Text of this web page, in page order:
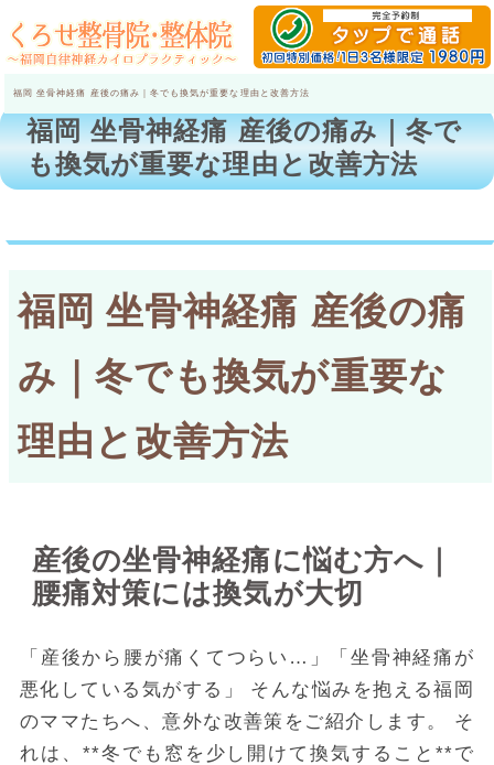
福岡 坐骨神経痛 産後の痛み｜冬でも換気が重要な理由と改善方法
福岡 坐骨神経痛 産後の痛み｜冬で
も換気が重要な理由と改善方法
福岡 坐骨神経痛 産後の痛
み｜冬でも換気が重要な
理由と改善方法
産後の坐骨神経痛に悩む方へ｜
腰痛対策には換気が大切
「産後から腰が痛くてつらい…」「坐骨神経痛が
悪化している気がする」
そんな悩みを抱える福岡
のママたちへ、意外な改善策をご紹介します。
そ
れは、**冬でも窓を少し開けて換気すること**で